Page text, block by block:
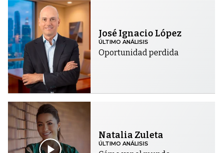
José Ignacio López
ÚLTIMO ANÁLISIS
Oportunidad perdida
Natalia Zuleta
ÚLTIMO ANÁLISIS